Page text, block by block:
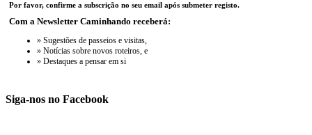
Por favor, confirme a subscrição no seu email após submeter registo.
Com a Newsletter Caminhando receberá:
» Sugestões de passeios e visitas,
» Notícias sobre novos roteiros, e
» Destaques a pensar em si
Siga-nos no Facebook